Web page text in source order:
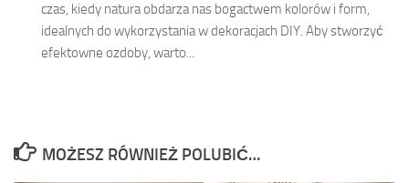
czas, kiedy natura obdarza nas bogactwem kolorów i form,
idealnych do wykorzystania w dekoracjach DIY. Aby stworzyć
efektowne ozdoby, warto...
MOŻESZ RÓWNIEŻ POLUBIĆ…